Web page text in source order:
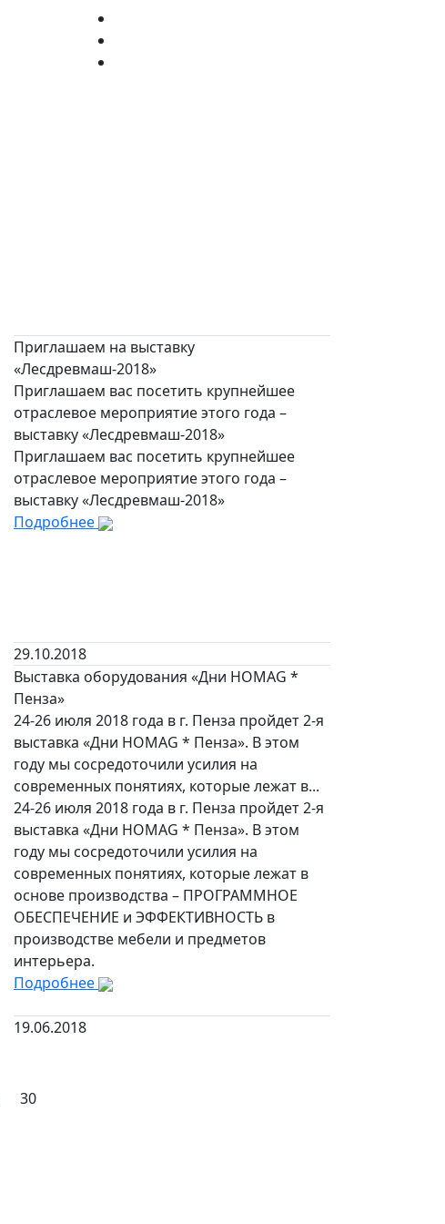
Приглашаем на выставку
«Лесдревмаш-2018»
Приглашаем вас посетить крупнейшее
отраслевое мероприятие этого года –
выставку «Лесдревмаш-2018»
Приглашаем вас посетить крупнейшее
отраслевое мероприятие этого года –
выставку «Лесдревмаш-2018»
Подробнее
29.10.2018
Выставка оборудования «Дни HOMAG *
Пенза»
24-26 июля 2018 года в г. Пенза пройдет 2-я
выставка «Дни HOMAG * Пенза». В этом
году мы сосредоточили усилия на
современных понятиях, которые лежат в...
24-26 июля 2018 года в г. Пенза пройдет 2-я
выставка «Дни HOMAG * Пенза». В этом
году мы сосредоточили усилия на
современных понятиях, которые лежат в
основе производства – ПРОГРАММНОЕ
ОБЕСПЕЧЕНИЕ и ЭФФЕКТИВНОСТЬ в
производстве мебели и предметов
интерьера.
Подробнее
19.06.2018
30